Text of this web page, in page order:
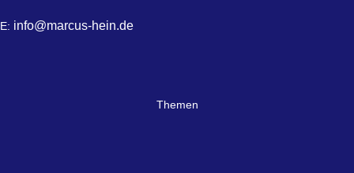
E: info@marcus-hein.de
Themen